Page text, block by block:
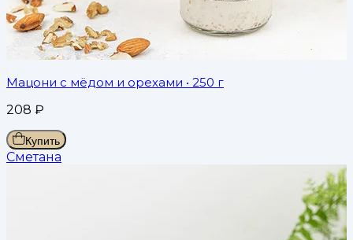
Мацони с мёдом и орехами • 250 г
208 ₽
Купить
Сметана